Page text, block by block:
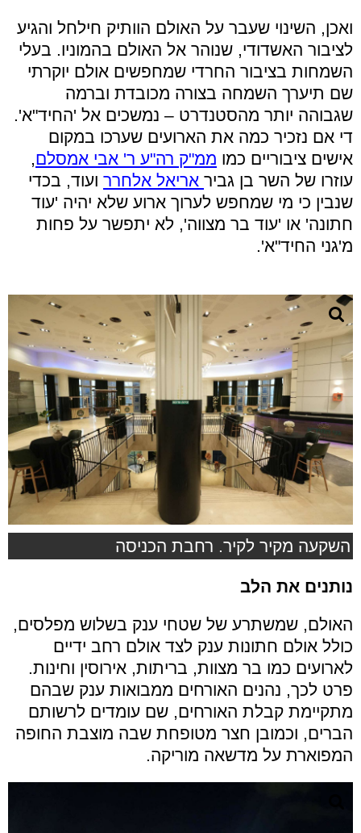
ואכן, השינוי שעבר על האולם הוותיק חילחל והגיע
לציבור האשדודי, שנוהר אל האולם בהמוניו. בעלי
השמחות בציבור החרדי שמחפשים אולם יוקרתי
שם תיערך השמחה בצורה מכובדת וברמה
שגבוהה יותר מהסטנדרט – נמשכים אל 'החיד"א'.
די אם נזכיר כמה את הארועים שערכו במקום
אישים ציבוריים כמו ממ"ק רה"ע ר' אבי אמסלם,
עוזרו של השר בן גביר אריאל אלחרר ועוד, בכדי
שנבין כי מי שמחפש לערוך ארוע שלא יהיה 'עוד
חתונה' או 'עוד בר מצווה', לא יתפשר על פחות
מ'גני החיד"א'.
השקעה מקיר לקיר. רחבת הכניסה
נותנים את הלב
האולם, שמשתרע של שטחי ענק בשלוש מפלסים,
כולל אולם חתונות ענק לצד אולם רחב ידיים
לארועים כמו בר מצוות, בריתות, אירוסין וחינות.
פרט לכך, נהנים האורחים ממבואות ענק שבהם
מתקיימת קבלת האורחים, שם עומדים לרשותם
הברים, וכמובן חצר מטופחת שבה מוצבת החופה
המפוארת על מדשאה מוריקה.